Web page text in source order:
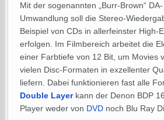
Mit der sogenannten „Burr-Brown“ DA-
Umwandlung soll die Stereo-
Beispiel von CDs in allerfeinster High-
erfolgen. Im Filmbereich arbeitet die
einer Farbtiefe von 12 Bit, um Movies
vielen Disc-Formaten in exzellenter
liefern. Dabei funktionieren fast alle
Double Layerkann der Denon BDP
Player weder von DVD noch Blu Ray